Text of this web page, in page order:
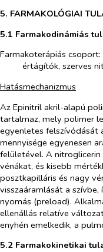
5. FARMAKOLÓGIAI
5.1 Farmakodinámiás
Farmakoterápiás
értágítók, szerves
Hatásmechanizmus
Az Epinitril akril-alapú
tartalmaz, mely polimer
egyenletes
mennyisége egyenesen
felületével. A
vénákat, és kisebb
posztkapilláris és nagy
visszaáramlását a
nyomás (preload).
ellenállás relatíve
enyhén emelkedik, a
5.2 Farmakokinetikai